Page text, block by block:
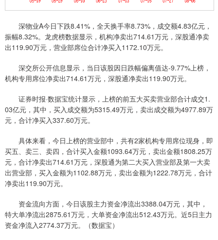
深物业A今日下跌8.41%，全天换手率8.73%，成交额4.83亿元，
振幅8.32%。龙虎榜数据显示，机构净卖出714.61万元，深股通净卖
出119.90万元，营业部席位合计净买入1172.10万元。
深交所公开信息显示，当日该股因日跌幅偏离值达-9.77%上榜，
机构专用席位净卖出714.61万元，深股通净卖出119.90万元。
证券时报·数据宝统计显示，上榜的前五大买卖营业部合计成交1.
03亿元，其中，买入成交额为5315.49万元，卖出成交额为4977.89万
元，合计净买入337.60万元。
具体来看，今日上榜的营业部中，共有2家机构专用席位现身，即
买五、卖三、卖四，合计买入金额1093.64万元，卖出金额1808.25万
元，合计净卖出714.61万元，深股通为第二大买入营业部及第一大卖
出营业部，买入金额为1102.88万元，卖出金额为1222.78万元，合计
净卖出119.90万元。
资金流向方面，今日该股主力资金净流出3388.04万元，其中，
特大单净流出2875.61万元，大单资金净流出512.43万元。近5日主力
资金净流入2774.37万元。（数据宝）